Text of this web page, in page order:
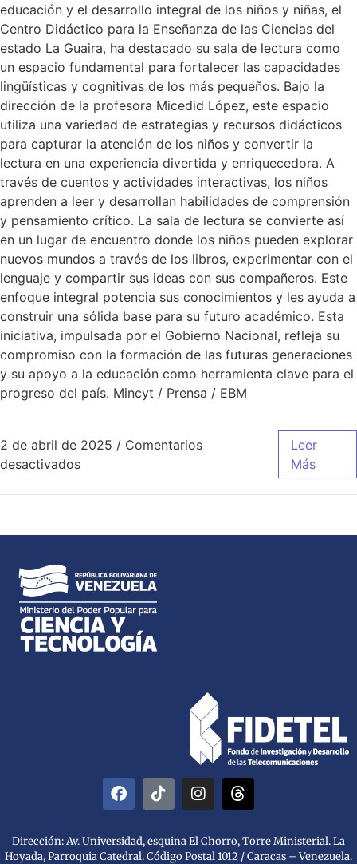
educación y el desarrollo integral de los niños y niñas, el
Centro Didáctico para la Enseñanza de las Ciencias del
estado La Guaira, ha destacado su sala de lectura como
un espacio fundamental para fortalecer las capacidades
lingüísticas y cognitivas de los más pequeños. Bajo la
dirección de la profesora Micedid López, este espacio
utiliza una variedad de estrategias y recursos didácticos
para capturar la atención de los niños y convertir la
lectura en una experiencia divertida y enriquecedora. A
través de cuentos y actividades interactivas, los niños
aprenden a leer y desarrollan habilidades de comprensión
y pensamiento crítico. La sala de lectura se convierte así
en un lugar de encuentro donde los niños pueden explorar
nuevos mundos a través de los libros, experimentar con el
lenguaje y compartir sus ideas con sus compañeros. Este
enfoque integral potencia sus conocimientos y les ayuda a
construir una sólida base para su futuro académico. Esta
iniciativa, impulsada por el Gobierno Nacional, refleja su
compromiso con la formación de las futuras generaciones
y su apoyo a la educación como herramienta clave para el
progreso del país. Mincyt / Prensa / EBM
2 de abril de 2025 / Comentarios
desactivados
Leer
Más
Dirección: Av. Universidad, esquina El Chorro, Torre Ministerial. La
Hoyada, Parroquia Catedral. Código Postal 1012 / Caracas – Venezuela.